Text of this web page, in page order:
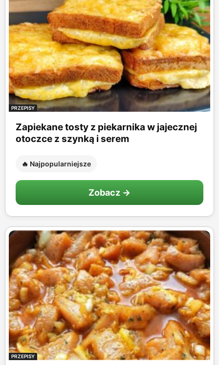
PRZEPISY
Zapiekane tosty z piekarnika w jajecznej
otoczce z szynką i serem
🔥 Najpopularniejsze
Zobacz →
PRZEPISY